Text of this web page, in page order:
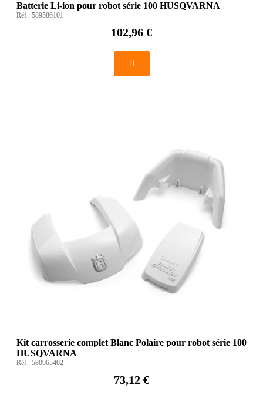
Batterie Li-ion pour robot série 100 HUSQVARNA
Réf : 589586101
102,96 €
Kit carrosserie complet Blanc Polaire pour robot série 100
HUSQVARNA
Réf : 580965402
73,12 €